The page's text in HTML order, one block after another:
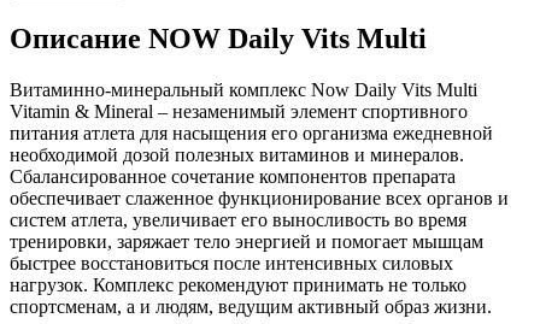
Описание NOW Daily Vits Multi
Витаминно-минеральный комплекс Now Daily Vits Multi
Vitamin & Mineral – незаменимый элемент спортивного
питания атлета для насыщения его организма ежедневной
необходимой дозой полезных витаминов и минералов.
Сбалансированное сочетание компонентов препарата
обеспечивает слаженное функционирование всех органов и
систем атлета, увеличивает его выносливость во время
тренировки, заряжает тело энергией и помогает мышцам
быстрее восстановиться после интенсивных силовых
нагрузок. Комплекс рекомендуют принимать не только
спортсменам, а и людям, ведущим активный образ жизни.